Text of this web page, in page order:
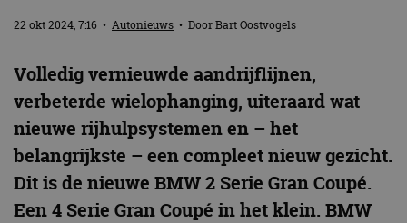
22 okt 2024, 7:16 • Autonieuws • DoorBart Oostvogels
Volledig vernieuwde aandrijflijnen,
verbeterde wielophanging, uiteraard wat
nieuwe rijhulpsystemen en – het
belangrijkste – een compleet nieuw gezicht.
Dit is de nieuwe BMW 2 Serie Gran Coupé.
Een 4 Serie Gran Coupé in het klein. BMW